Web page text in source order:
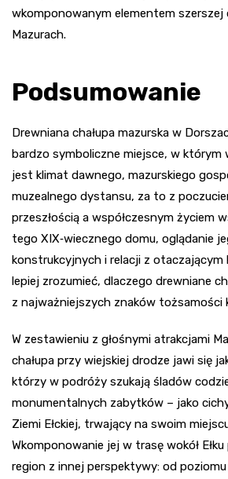
wkomponowanym elementem szerszej
Mazurach.
Podsumowanie
Drewniana chałupa mazurska w
bardzo symboliczne miejsce, w którym
jest klimat dawnego, mazurskiego
muzealnego dystansu, za to z
przeszłością a współczesnym życiem
tego XIX‑wiecznego domu, oglądanie
konstrukcyjnych i relacji z otaczającym
lepiej zrozumieć, dlaczego drewniane
z najważniejszych znaków tożsamości
W zestawieniu z głośnymi atrakcjami
chałupa przy wiejskiej drodze jawi się
którzy w podróży szukają śladów
monumentalnych zabytków – jako
Ziemi Ełckiej, trwający na swoim
Wkomponowanie jej w trasę wokół
region z innej perspektywy: od